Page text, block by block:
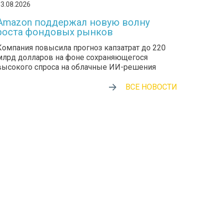
поддержал новую волну
фондовых рынков
повысила прогноз капзатрат до 220
долларов на фоне сохраняющегося
спроса на облачные ИИ-решения
ВСЕ НОВОСТИ